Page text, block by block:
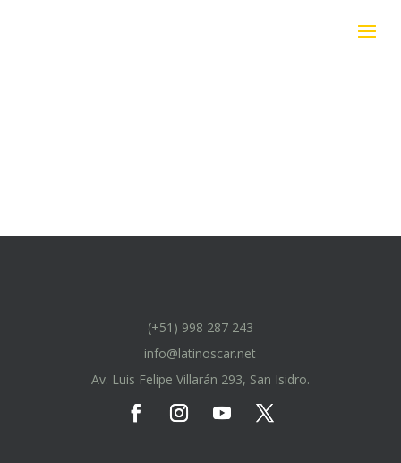
(+51) 998 287 243
info@latinoscar.net
Av. Luis Felipe Villarán 293, San Isidro.